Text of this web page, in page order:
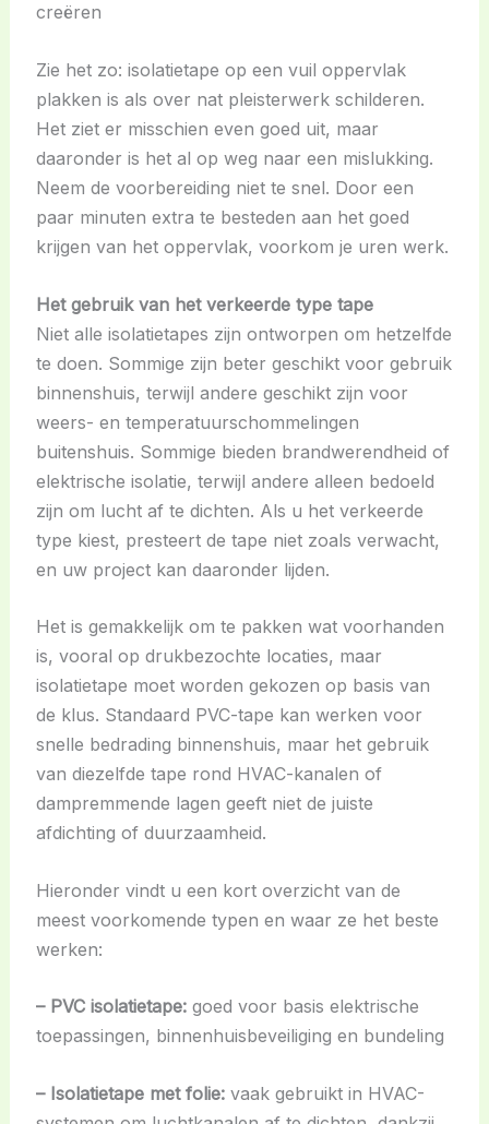
creëren
Zie het zo: isolatietape op een vuil oppervlak
plakken is als over nat pleisterwerk schilderen.
Het ziet er misschien even goed uit, maar
daaronder is het al op weg naar een mislukking.
Neem de voorbereiding niet te snel. Door een
paar minuten extra te besteden aan het goed
krijgen van het oppervlak, voorkom je uren werk.
Het gebruik van het verkeerde type tape
Niet alle isolatietapes zijn ontworpen om hetzelfde
te doen. Sommige zijn beter geschikt voor gebruik
binnenshuis, terwijl andere geschikt zijn voor
weers- en temperatuurschommelingen
buitenshuis. Sommige bieden brandwerendheid of
elektrische isolatie, terwijl andere alleen bedoeld
zijn om lucht af te dichten. Als u het verkeerde
type kiest, presteert de tape niet zoals verwacht,
en uw project kan daaronder lijden.
Het is gemakkelijk om te pakken wat voorhanden
is, vooral op drukbezochte locaties, maar
isolatietape moet worden gekozen op basis van
de klus. Standaard PVC-tape kan werken voor
snelle bedrading binnenshuis, maar het gebruik
van diezelfde tape rond HVAC-kanalen of
dampremmende lagen geeft niet de juiste
afdichting of duurzaamheid.
Hieronder vindt u een kort overzicht van de
meest voorkomende typen en waar ze het beste
werken:
– PVC isolatietape:goed voor basis elektrische
toepassingen, binnenhuisbeveiliging en bundeling
– Isolatietape met folie: vaak gebruikt in HVAC-